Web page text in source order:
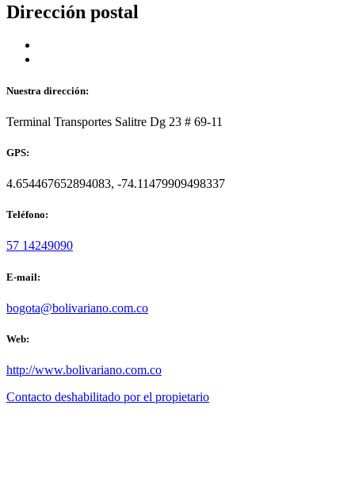
Dirección postal
Nuestra dirección:
Terminal Transportes Salitre Dg 23 # 69-11
GPS:
4.654467652894083, -74.11479909498337
Teléfono:
57 14249090
E-mail:
bogota@bolivariano.com.co
Web:
http://www.bolivariano.com.co
Contacto deshabilitado por el propietario